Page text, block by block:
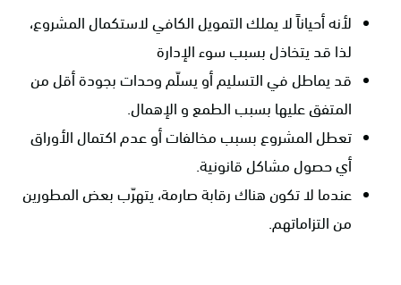
لأنه أحياناً لا يملك التمويل الكافي لاستكمال المشروع،
لذا قد يتخاذل بسبب سوء الإدارة
قد يماطل في التسليم أو يسلّم وحدات بجودة أقل من
المتفق عليها بسبب الطمع و الإهمال.
تعطل المشروع بسبب مخالفات أو عدم اكتمال الأوراق
أي حصول مشاكل قانونية.
عندما لا تكون هناك رقابة صارمة، يتهرّب بعض المطورين
من التزاماتهم.